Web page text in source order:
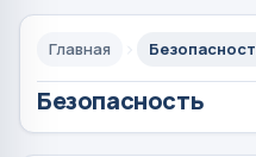
Главная
Безопасность